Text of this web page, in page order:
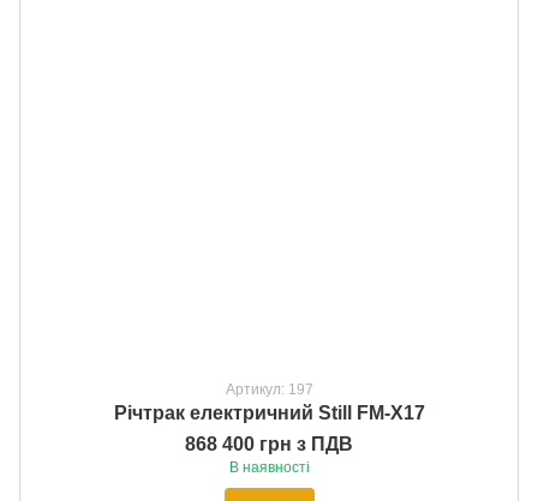
Артикул: 197
Річтрак електричний Still FM-X17
868 400 грн з ПДВ
В наявності